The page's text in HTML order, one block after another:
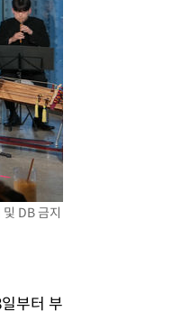
DB 금지
부터 부